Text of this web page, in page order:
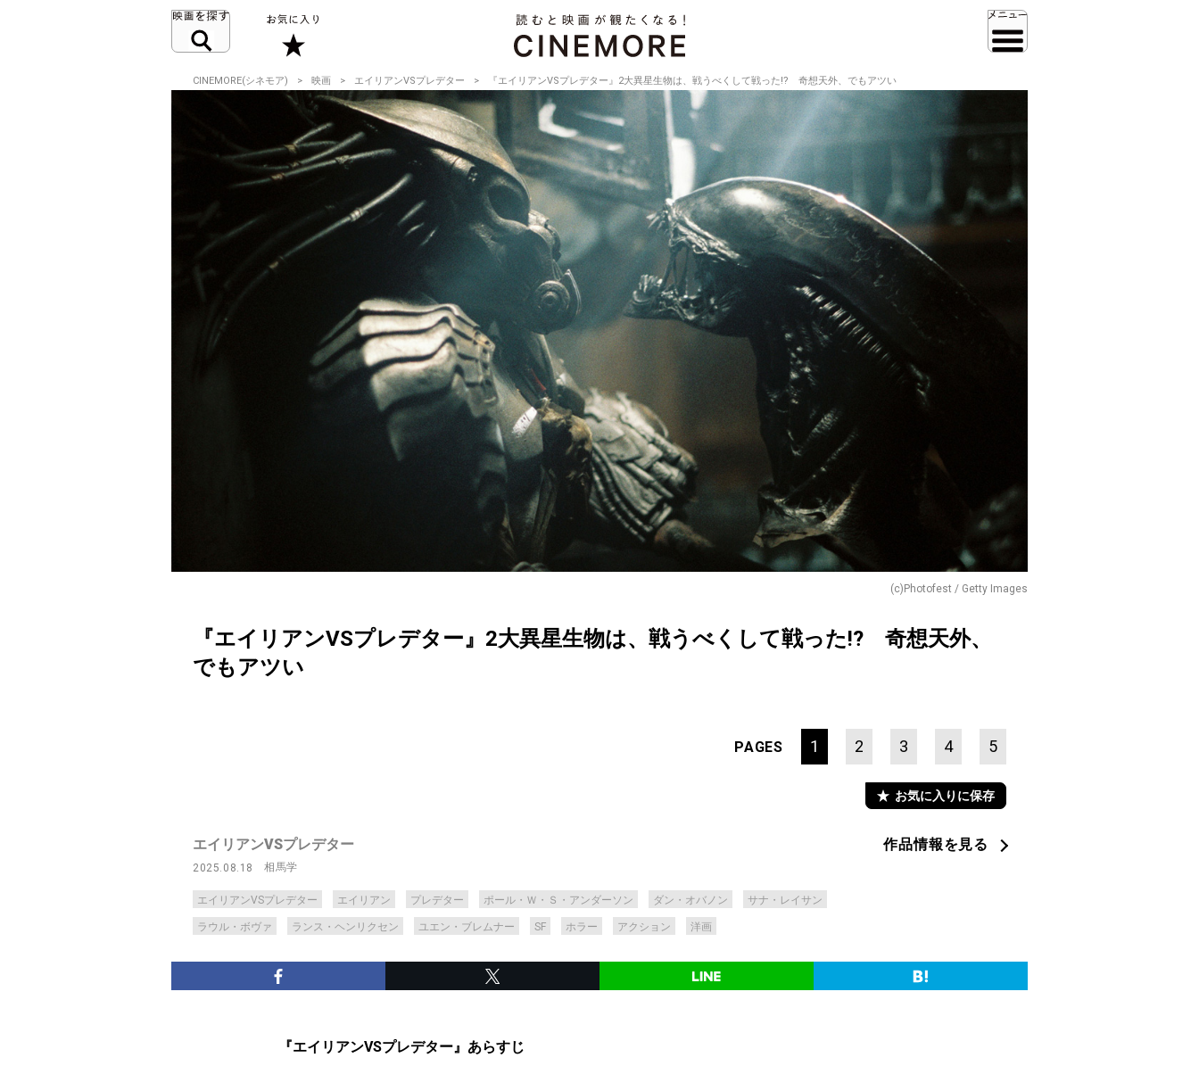
CINEMORE(シネモア) 映画 エイリアンVSプレデター 『エイリアンVSプレデター』2大異星生物は、戦うべくして戦った!? 奇想天外、でもアツい
(c)Photofest / Getty Images
『エイリアンVSプレデター』2大異星生物は、戦うべくして戦った!? 奇想天外、
でもアツい
PAGES 1 2 3 4 5
お気に入りに保存
エイリアンVSプレデター
2025.08.18 相馬学
エイリアンVSプレデター エイリアン プレデター ポール・Ｗ・Ｓ・アンダーソン ダン・オバノン サナ・レイサン
ラウル・ボヴァ ランス・ヘンリクセン ユエン・ブレムナー SF ホラー アクション 洋画
作品情報を見る
『エイリアンVSプレデター』あらすじ